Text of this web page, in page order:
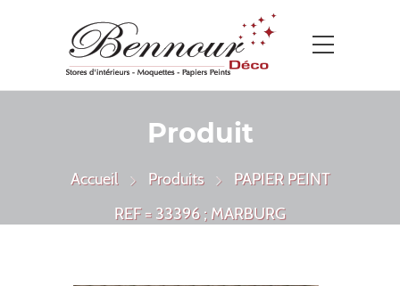
Produit
Accueil Produits
PAPIER PEINT
REF = 33396 ; MARBURG